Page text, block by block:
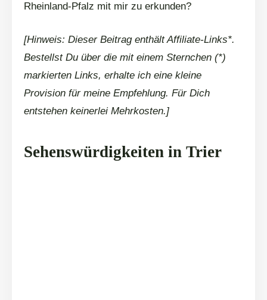
Rheinland-Pfalz mit mir zu erkunden?
[Hinweis: Dieser Beitrag enthält Affiliate-Links*.
Bestellst Du über die mit einem Sternchen (*)
markierten Links, erhalte ich eine kleine
Provision für meine Empfehlung. Für Dich
entstehen keinerlei Mehrkosten.]
Sehenswürdigkeiten in Trier